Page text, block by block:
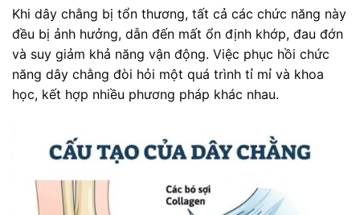
Khi dây chằng bị tổn thương, tất cả các chức năng này
đều bị ảnh hưởng, dẫn đến mất ổn định khớp, đau đớn
và suy giảm khả năng vận động. Việc phục hồi chức
năng dây chằng đòi hỏi một quá trình tỉ mỉ và khoa
học, kết hợp nhiều phương pháp khác nhau.